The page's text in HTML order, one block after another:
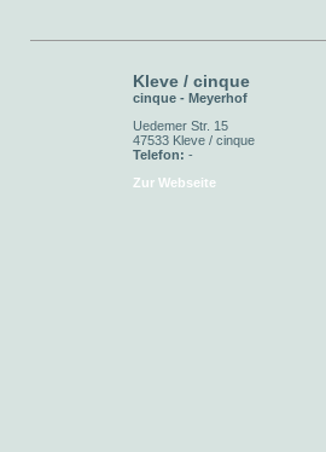
Kleve / cinque
cinque - Meyerhof
Uedemer Str. 15
47533 Kleve / cinque
Telefon: -
Zur Webseite